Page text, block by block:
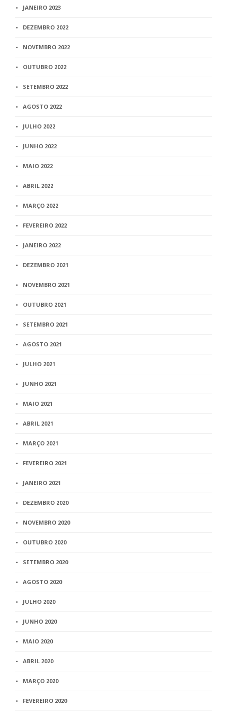
JANEIRO 2023
DEZEMBRO 2022
NOVEMBRO 2022
OUTUBRO 2022
SETEMBRO 2022
AGOSTO 2022
JULHO 2022
JUNHO 2022
MAIO 2022
ABRIL 2022
MARÇO 2022
FEVEREIRO 2022
JANEIRO 2022
DEZEMBRO 2021
NOVEMBRO 2021
OUTUBRO 2021
SETEMBRO 2021
AGOSTO 2021
JULHO 2021
JUNHO 2021
MAIO 2021
ABRIL 2021
MARÇO 2021
FEVEREIRO 2021
JANEIRO 2021
DEZEMBRO 2020
NOVEMBRO 2020
OUTUBRO 2020
SETEMBRO 2020
AGOSTO 2020
JULHO 2020
JUNHO 2020
MAIO 2020
ABRIL 2020
MARÇO 2020
FEVEREIRO 2020